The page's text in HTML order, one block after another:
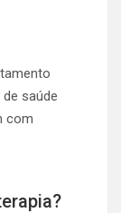
saúde
com